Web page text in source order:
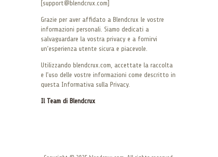
[support@blendcrux.com]
Grazie per aver affidato a Blendcrux le vostre
informazioni personali. Siamo dedicati a
salvaguardare la vostra privacy e a fornirvi
un’esperienza utente sicura e piacevole.
Utilizzando blendcrux.com, accettate la raccolta
e l’uso delle vostre informazioni come descritto in
questa Informativa sulla Privacy.
Il Team di Blendcrux